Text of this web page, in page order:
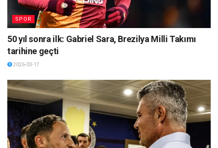
SPOR
50 yıl sonra ilk: Gabriel Sara, Brezilya Milli Takımı
tarihine geçti
2026-03-17